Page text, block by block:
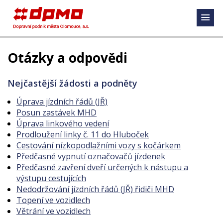
Otázky a odpovědi
Nejčastější žádosti a podněty
Úprava jízdních řádů (JŘ)
Posun zastávek MHD
Úprava linkového vedení
Prodloužení linky č. 11 do Hluboček
Cestování nízkopodlažními vozy s kočárkem
Předčasné vypnutí označovačů jízdenek
Předčasné zavření dveří určených k nástupu a
výstupu cestujících
Nedodržování jízdních řádů (JŘ) řidiči MHD
Topení ve vozidlech
Větrání ve vozidlech